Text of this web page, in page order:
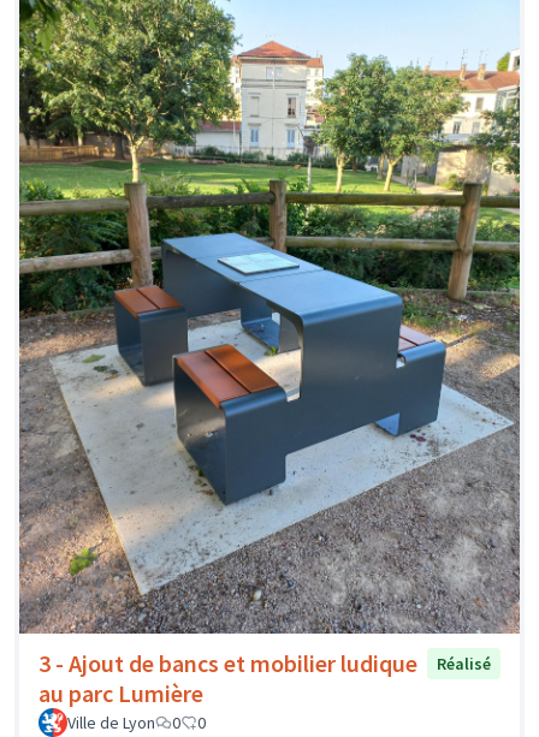
3 - Ajout de bancs et mobilier ludique
au parc Lumière
Réalisé
Ville de Lyon 0 0